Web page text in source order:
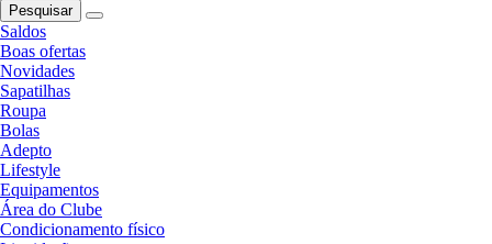
Pesquisar
Saldos
Boas ofertas
Novidades
Sapatilhas
Roupa
Bolas
Adepto
Lifestyle
Equipamentos
Área do Clube
Condicionamento físico